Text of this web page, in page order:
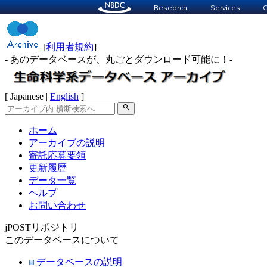
Research Services
[利用者規約]
- あのデータベースが、丸ごとダウンロード可能に！-
[ Japanese | English ]
search
ホーム
アーカイブの説明
寄託応募要領
更新履歴
データ一覧
ヘルプ
お問い合わせ
jPOSTリポジトリ
このデータベースについて
データベースの説明